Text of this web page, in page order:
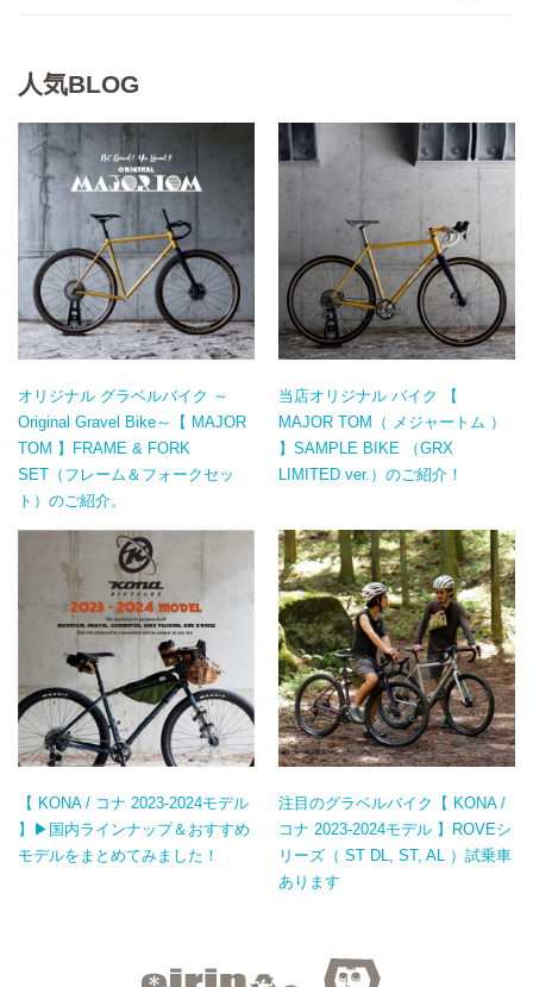
人気BLOG
オリジナル グラベルバイク ～
Original Gravel Bike～【 MAJOR
TOM 】FRAME & FORK
SET（フレーム＆フォークセッ
ト）のご紹介。
当店オリジナル バイク 【
MAJOR TOM（ メジャートム ）
】SAMPLE BIKE （GRX
LIMITED ver.）のご紹介！
【 KONA / コナ 2023-2024モデル
】▶国内ラインナップ＆おすすめ
モデルをまとめてみました！
注目のグラベルバイク【 KONA /
コナ 2023-2024モデル 】ROVEシ
リーズ（ ST DL, ST, AL ）試乗車
あります